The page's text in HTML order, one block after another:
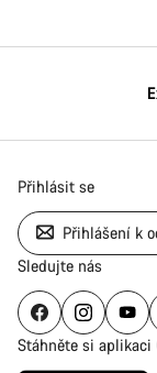
Přihlásit se
Přihlášení k
Sledujte nás
Stáhněte si aplikaci